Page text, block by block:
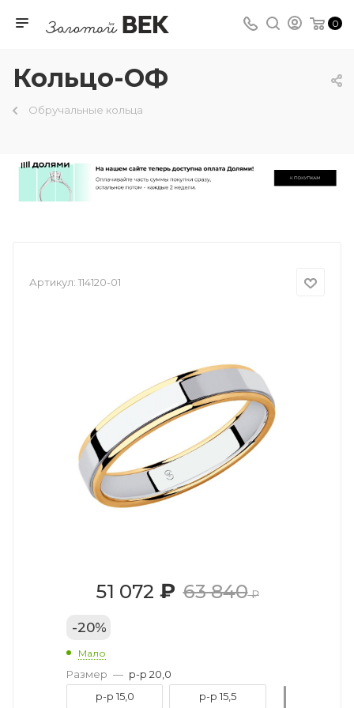
0
Кольцо-ОФ
Обручальные кольца
Артикул: 114120-01
51 072 ₽ 63 840₽
-20%
Мало
Размер — р-р 20,0
р-р 15,0
р-р 15,5